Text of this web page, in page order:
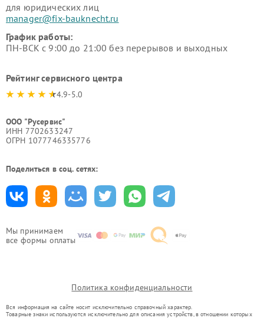
Мы принимаем
все формы оплаты
для юридических лиц
manager@fix-bauknecht.ru
График работы:
ПН-ВСК с 9:00 до 21:00 без перерывов и выходных
Рейтинг сервисного центра
4.9-5.0
ООО "Русервис"
ИНН 7702633247
ОГРН 1077746335776
Поделиться в соц. сетях:
Политика конфиденциальности
Вся информация на сайте носит исключительно справочный характер.
Товарные знаки используются исключительно для описания устройств, в отношении которых